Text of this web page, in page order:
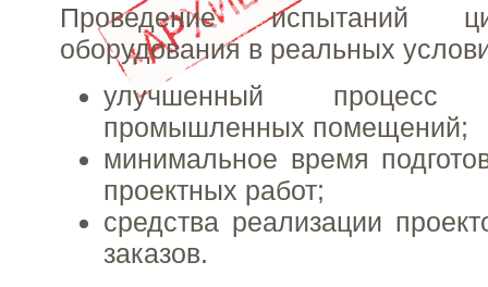
Проведение испытаний
оборудования в реальных
улучшенный процесс
промышленных помещений;
минимальное время
проектных работ;
средства реализации
заказов.